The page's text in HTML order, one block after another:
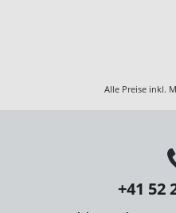
Alle Preise inkl.
+41 52